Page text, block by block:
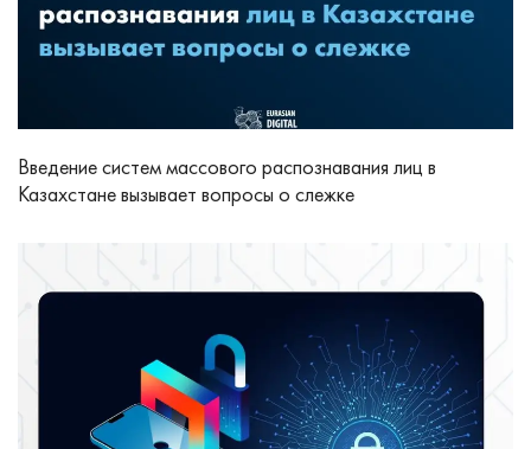
Введение систем массового распознавания лиц в
Казахстане вызывает вопросы о слежке